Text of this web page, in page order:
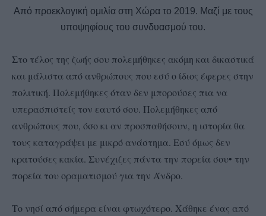
Από προεκλογική ομιλία στη Χώρα το 2019. Μαζί με τους
υποψηφίους του συνδυασμού του.
Στο τέλος της ζωής σου πολεμήθηκες ακόμη και δικαστικά
και μάλιστα από ανθρώπους που εσύ ο ίδιος έφερες στην
πολιτική. Πολεμήθηκες όταν δεν μπορούσες πια να
υπερασπιστείς τον εαυτό σου. Πολεμήθηκες από
ανθρώπους που, όσο κι αν προσπαθήσουν, η ιστορία θα
τους καταγράψει με μικρό ανάστημα. Εσύ όμως δεν
κρατούσες κακία. Συνέχιζες πάντα την πορεία σου• την
πορεία του οραματισμού για την Άνδρο.
Το νησί από σήμερα είναι φτωχότερο. Χάθηκε ένας από